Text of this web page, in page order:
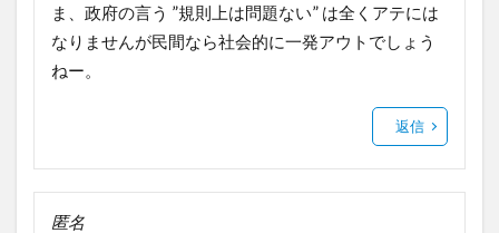
ま、政府の言う ”規則上は問題ない” は全くアテには
なりませんが民間なら社会的に一発アウトでしょう
ねー。
返信
匿名